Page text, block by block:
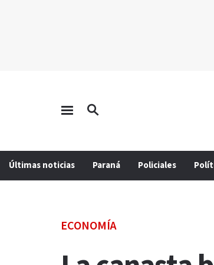
Últimas noticias Paraná Policiales
ECONOMÍA